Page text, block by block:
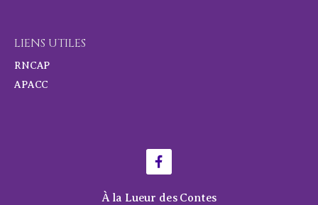
LIENS UTILES
RNCAP
APACC
À la Lueur des Contes